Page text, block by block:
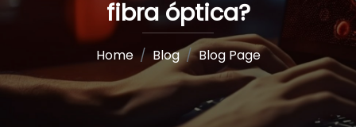
fibra óptica?
Home Blog Blog Page